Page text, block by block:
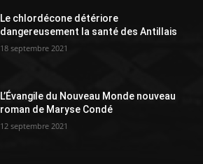
Le chlordécone détériore
dangereusement la santé des Antillais
18 septembre 2021
L’Évangile du Nouveau Monde nouveau
roman de Maryse Condé
12 septembre 2021